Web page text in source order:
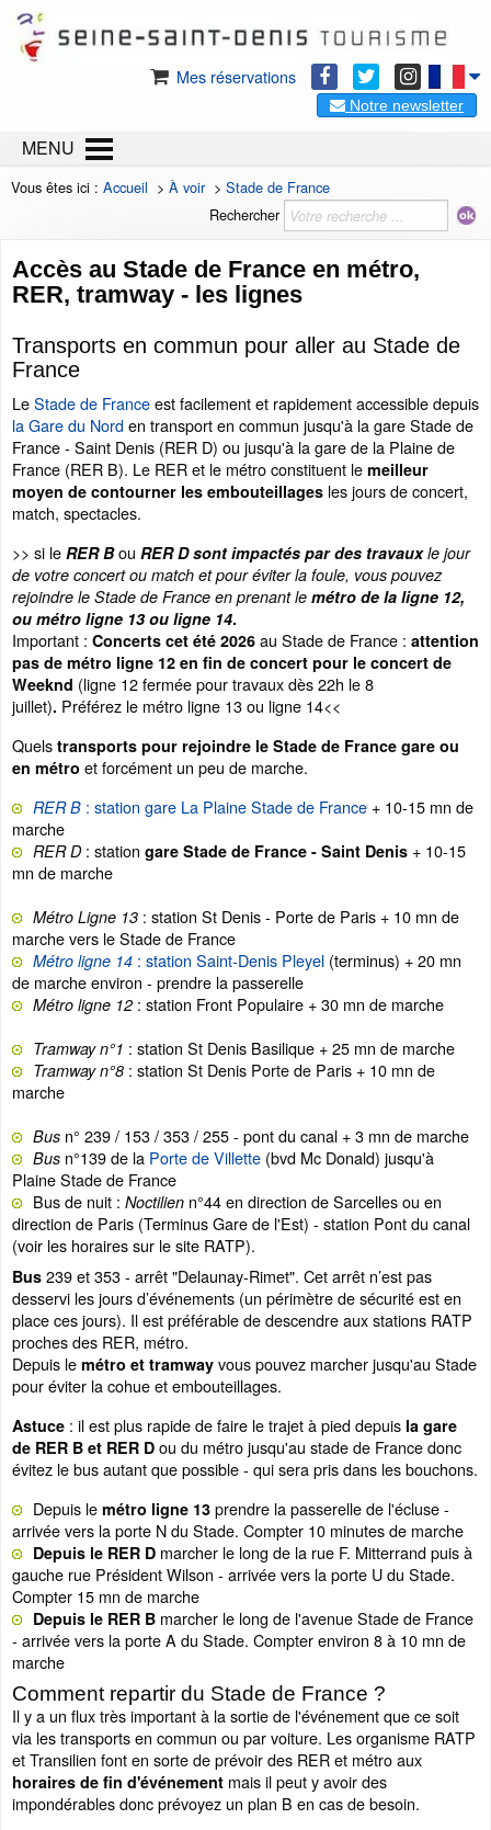
Mes réservations
Notre newsletter
MENU
Vous êtes ici : Accueil > À voir> Stade de France
Rechercher
Accès au Stade de France en métro,
RER, tramway - les lignes
Transports en commun pour aller au Stade de
France
LeStade de Franceest facilement et rapidement accessible depuis
la Gare du Norden transport en commun jusqu'à la gare Stade de
France - Saint Denis (RER D) ou jusqu'à la gare de la Plaine de
France (RER B). Le RER et le métro constituent le meilleur
moyen de contourner les embouteillages les jours de concert,
match, spectacles.
>> si le RER Bou RER D sont impactés par des travauxle jour
de votre concert ou match et pour éviter la foule, vous pouvez
rejoindre le Stade de France en prenant le métro de la ligne 12,
ou métro ligne 13 ou ligne 14.
Important : Concerts cet été 2026 au Stade de France : attention
pas de métro ligne 12 en fin de concert pour le concert de
Weeknd (ligne 12 fermée pour travaux dès 22h le 8
juillet). Préférez le métro ligne 13 ou ligne 14<<
Quels transports pour rejoindre le Stade de France gare ou
en métro et forcément un peu de marche.
RER B : station gare La Plaine Stade de France + 10-15 mn de
marche
RER D: station gare Stade de France - Saint Denis + 10-15
mn de marche
Métro Ligne 13 : station St Denis - Porte de Paris + 10 mn de
marche vers le Stade de France
Métro ligne 14 : station Saint-Denis Pleyel (terminus) + 20 mn
de marche environ - prendre la passerelle
Métro ligne 12: station Front Populaire + 30 mn de marche
Tramway n°1 : station St Denis Basilique + 25 mn de marche
Tramway n°8 : station St Denis Porte de Paris + 10 mn de
marche
Bus n° 239 / 153 / 353 / 255 - pont du canal + 3 mn de marche
Bus n°139 de la Porte de Villette (bvd Mc Donald) jusqu'à
Plaine Stade de France
Bus de nuit : Noctilien n°44 en direction de Sarcelles ou en
direction de Paris (Terminus Gare de l'Est) - station Pont du canal
(voir les horaires sur le site RATP).
Bus 239 et 353 - arrêt "Delaunay-Rimet". Cet arrêt n’est pas
desservi les jours d’événements (un périmètre de sécurité est en
place ces jours). Il est préférable de descendre aux stations RATP
proches des RER, métro.
Depuis le métro et tramway vous pouvez marcher jusqu'au Stade
pour éviter la cohue et embouteillages.
Astuce : il est plus rapide de faire le trajet à pied depuis la gare
de RER B et RER D ou du métro jusqu'au stade de France donc
évitez le bus autant que possible - qui sera pris dans les bouchons.
Depuis le métro ligne 13 prendre la passerelle de l'écluse -
arrivée vers la porte N du Stade. Compter 10 minutes de marche
Depuis le RER D marcher le long de la rue F. Mitterrand puis à
gauche rue Président Wilson - arrivée vers la porte U du Stade.
Compter 15 mn de marche
Depuis le RER B marcher le long de l'avenue Stade de France
- arrivée vers la porte A du Stade. Compter environ 8 à 10 mn de
marche
Comment repartir du Stade de France ?
Il y a un flux très important à la sortie de l'événement que ce soit
via les transports en commun ou par voiture. Les organisme RATP
et Transilien font en sorte de prévoir des RER et métro aux
horaires de fin d'événement mais il peut y avoir des
impondérables donc prévoyez un plan B en cas de besoin.